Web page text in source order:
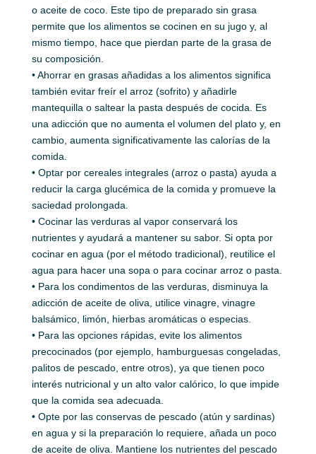
o aceite de coco. Este tipo de preparado sin grasa
permite que los alimentos se cocinen en su jugo y, al
mismo tiempo, hace que pierdan parte de la grasa de
su composición.
• Ahorrar en grasas añadidas a los alimentos significa
también evitar freír el arroz (sofrito) y añadirle
mantequilla o saltear la pasta después de cocida. Es
una adicción que no aumenta el volumen del plato y, en
cambio, aumenta significativamente las calorías de la
comida.
• Optar por cereales integrales (arroz o pasta) ayuda a
reducir la carga glucémica de la comida y promueve la
saciedad prolongada.
• Cocinar las verduras al vapor conservará los
nutrientes y ayudará a mantener su sabor. Si opta por
cocinar en agua (por el método tradicional), reutilice el
agua para hacer una sopa o para cocinar arroz o pasta.
• Para los condimentos de las verduras, disminuya la
adicción de aceite de oliva, utilice vinagre, vinagre
balsámico, limón, hierbas aromáticas o especias.
• Para las opciones rápidas, evite los alimentos
precocinados (por ejemplo, hamburguesas congeladas,
palitos de pescado, entre otros), ya que tienen poco
interés nutricional y un alto valor calórico, lo que impide
que la comida sea adecuada.
• Opte por las conservas de pescado (atún y sardinas)
en agua y si la preparación lo requiere, añada un poco
de aceite de oliva. Mantiene los nutrientes del pescado